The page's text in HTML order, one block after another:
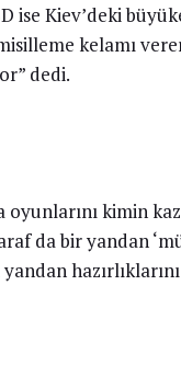
ise Kiev’deki
kelamı
dedi.
kimin
da bir yandan